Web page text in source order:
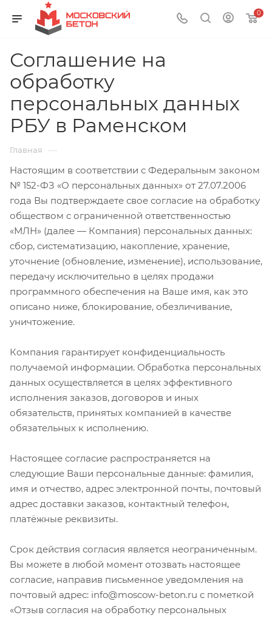
0
Соглашение на
обработку
персональных данных
РБУ в Раменском
Главная
—
Настоящим в соответствии с Федеральным законом
№ 152-ФЗ «О персональных данных» от 27.07.2006
года Вы подтверждаете свое согласие на обработку
обществом с ограниченной ответственностью
«МЛН» (далее — Компания) персональных данных:
сбор, систематизацию, накопление, хранение,
уточнение (обновление, изменение), использование,
передачу исключительно в целях продажи
программного обеспечения на Ваше имя, как это
описано ниже, блокирование, обезличивание,
уничтожение.
Компания гарантирует конфиденциальность
получаемой информации. Обработка персональных
данных осуществляется в целях эффективного
исполнения заказов, договоров и иных
обязательств, принятых компанией в качестве
обязательных к исполнению.
Настоящее согласие распространяется на
следующие Ваши персональные данные: фамилия,
имя и отчество, адрес электронной почты, почтовый
адрес доставки заказов, контактный телефон,
платёжные реквизиты.
Срок действия согласия является неограниченным.
Вы можете в любой момент отозвать настоящее
согласие, направив письменное уведомления на
почтовый адрес: info@moscow-beton.ru с пометкой
«Отзыв согласия на обработку персональных